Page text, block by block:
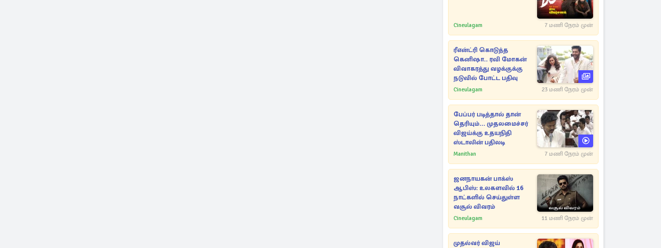
Cineulagam 7 மணி நேரம் முன்
ரீஎன்ட்ரி கொடுத்த
கெனிஷா.. ரவி மோகன்
விவாகரத்து வழக்குக்கு
நடுவில் போட்ட பதிவு
Cineulagam 23 மணி நேரம் முன்
பேப்பர் படித்தால் தான்
தெரியும்... முதலமைச்சர்
விஜய்க்கு உதயநிதி
ஸ்டாலின் பதிலடி
Manithan 7 மணி நேரம் முன்
ஜனநாயகன் பாக்ஸ்
ஆபிஸ்: உலகளவில் 16
நாட்களில் செய்துள்ள
வசூல் விவரம்
Cineulagam 11 மணி நேரம் முன்
முதல்வர் விஜய்